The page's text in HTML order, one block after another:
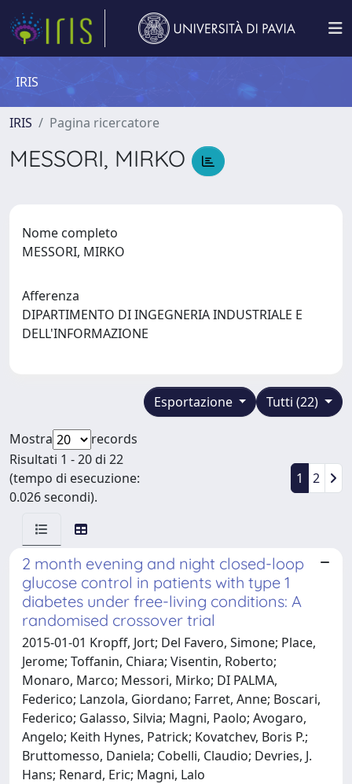
IRIS
IRIS Pagina ricercatore
MESSORI, MIRKO
Nome completo
MESSORI, MIRKO
Afferenza
DIPARTIMENTO DI INGEGNERIA INDUSTRIALE E
DELL'INFORMAZIONE
Tutti (22)
Esportazione
Mostra
records
Risultati 1 - 20 di 22
(tempo di esecuzione:
0.026 secondi).
1 2
2 month evening and night closed-loop
glucose control in patients with type 1
diabetes under free-living conditions: A
randomised crossover trial
2015-01-01 Kropff, Jort; Del Favero, Simone; Place,
Jerome; Toffanin, Chiara; Visentin, Roberto;
Monaro, Marco; Messori, Mirko; DI PALMA,
Federico; Lanzola, Giordano; Farret, Anne; Boscari,
Federico; Galasso, Silvia; Magni, Paolo; Avogaro,
Angelo; Keith Hynes, Patrick; Kovatchev, Boris P.;
Bruttomesso, Daniela; Cobelli, Claudio; Devries, J.
Hans; Renard, Eric; Magni, Lalo